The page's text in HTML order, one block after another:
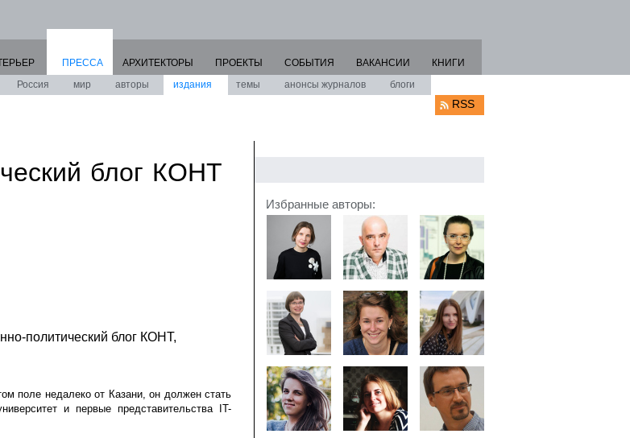
ПРЕССА
Россия мир авторы издания темы анонсы журналов блоги
АРХИТЕКТОРЫ ПРОЕКТЫ СОБЫТИЯ ВАКАНСИИ КНИГИ
RSS
блог КОНТ
политический блог КОНТ,
поле недалеко от Казани, он должен стать
и первые представительства IT-
Избранные авторы: